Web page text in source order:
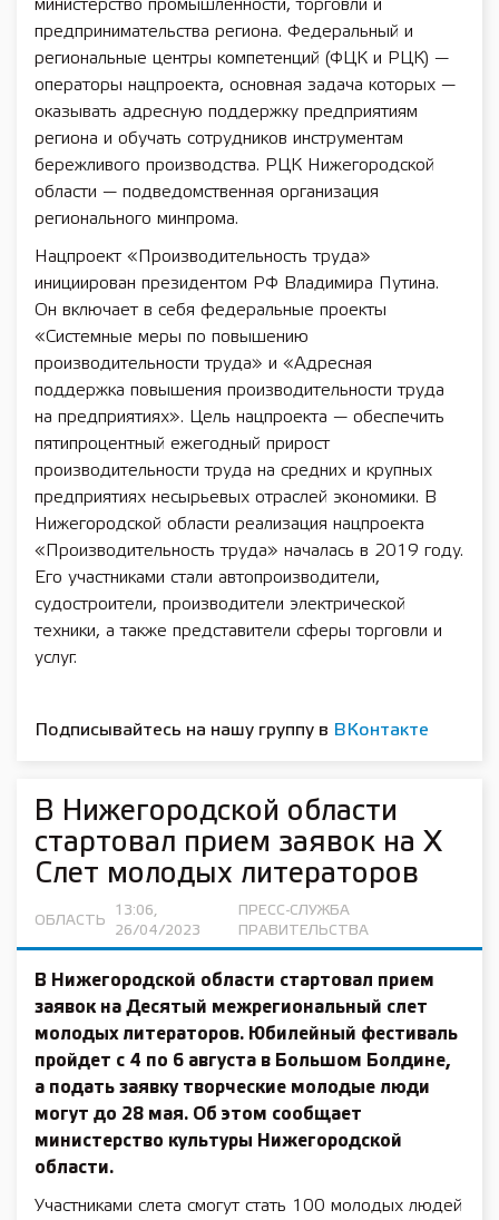
министерство промышленности, торговли и
предпринимательства региона. Федеральный и
региональные центры компетенций (ФЦК и РЦК) —
операторы нацпроекта, основная задача которых —
оказывать адресную поддержку предприятиям
региона и обучать сотрудников инструментам
бережливого производства. РЦК Нижегородской
области — подведомственная организация
регионального минпрома.
Нацпроект «Производительность труда»
инициирован президентом РФ Владимира Путина.
Он включает в себя федеральные проекты
«Системные меры по повышению
производительности труда» и «Адресная
поддержка повышения производительности труда
на предприятиях». Цель нацпроекта — обеспечить
пятипроцентный ежегодный прирост
производительности труда на средних и крупных
предприятиях несырьевых отраслей экономики. В
Нижегородской области реализация нацпроекта
«Производительность труда» началась в 2019 году.
Его участниками стали автопроизводители,
судостроители, производители электрической
техники, а также представители сферы торговли и
услуг.
Подписывайтесь на нашу группу в ВКонтакте
В Нижегородской области
стартовал прием заявок на Х
Слет молодых литераторов
ОБЛАСТЬ
13:06,
26/04/2023
ПРЕСС-СЛУЖБА
ПРАВИТЕЛЬСТВА
В Нижегородской области стартовал прием
заявок на Десятый межрегиональный слет
молодых литераторов. Юбилейный фестиваль
пройдет с 4 по 6 августа в Большом Болдине,
а подать заявку творческие молодые люди
могут до 28 мая. Об этом сообщает
министерство культуры Нижегородской
области.
Участниками слета смогут стать 100 молодых людей